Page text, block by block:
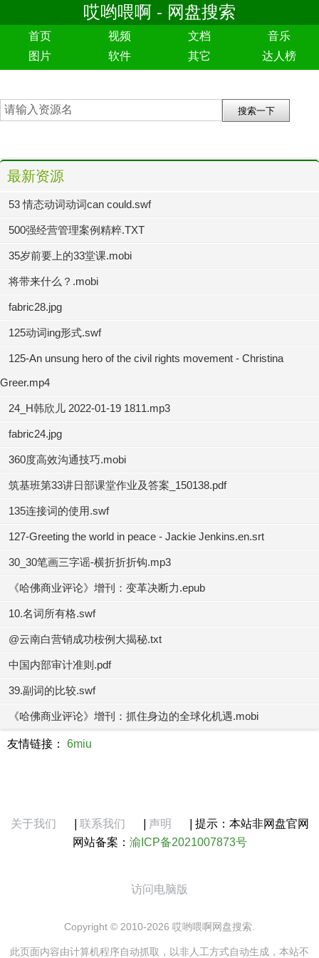
哎哟喂啊 - 网盘搜索
首页 视频 文档
音乐
图片
软件 其它 达人榜
最新资源
53 情态动词动词can could.swf
500强经营管理案例精粹.TXT
35岁前要上的33堂课.mobi
将带来什么？.mobi
fabric28.jpg
125动词ing形式.swf
125-An unsung hero of the civil rights movement - Christina
Greer.mp4
24_H韩欣儿 2022-01-19 1811.mp3
fabric24.jpg
360度高效沟通技巧.mobi
筑基班第33讲日部课堂作业及答案_150138.pdf
135连接词的使用.swf
127-Greeting the world in peace - Jackie Jenkins.en.srt
30_30笔画三字谣-横折折折钩.mp3
《哈佛商业评论》增刊：变革决断力.epub
10.名词所有格.swf
@云南白营销成功桉例大揭秘.txt
中国内部审计准则.pdf
39.副词的比较.swf
《哈佛商业评论》增刊：抓住身边的全球化机遇.mobi
友情链接： 6miu
关于我们 联系我们 声明
提示：本站非网盘官网
网站备案： 渝ICP备2021007873号
访问电脑版
Copyright © 2010-2026 哎哟喂啊网盘搜索.
此页面内容由计算机程序自动抓取，以非人工方式自动生成，本站不